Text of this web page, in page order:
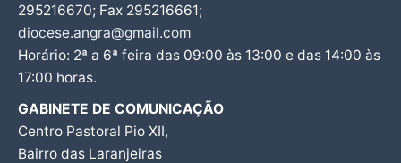
295216670; Fax 295216661;
diocese.angra@gmail.com
Horário: 2ª a 6ª feira das 09:00 às 13:00 e das 14:00 às
17:00 horas.
GABINETE DE COMUNICAÇÃO
Centro Pastoral Pio XII,
Bairro das Laranjeiras